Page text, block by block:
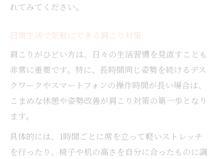
れてみてください。
日常生活で気軽にできる肩こり対策
肩こりがひどい方は、日々の生活習慣を見直すことも
非常に重要です。特に、長時間同じ姿勢を続けるデス
クワークやスマートフォンの操作時間が長い場合は、
こまめな休憩や姿勢改善が肩こり対策の第一歩となり
ます。
具体的には、1時間ごとに席を立って軽いストレッチ
を行ったり、椅子や机の高さを自分に合ったものに調